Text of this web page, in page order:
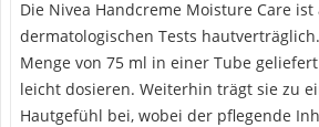
Die Nivea Handcreme Moisture Care
dermatologischen Tests
Menge von 75 ml in einer Tube
leicht dosieren. Weiterhin trägt sie zu
Hautgefühl bei, wobei der pflegende